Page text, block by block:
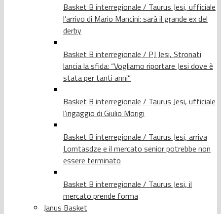
Basket B interregionale / Taurus Jesi, ufficiale
l’arrivo di Mario Mancini: sarà il grande ex del
derby
Basket B interregionale / PJ Jesi, Stronati
lancia la sfida: “Vogliamo riportare Jesi dove è
stata per tanti anni”
Basket B interregionale / Taurus Jesi, ufficiale
l’ingaggio di Giulio Morigi
Basket B interregionale / Taurus Jesi, arriva
Lomtasdze e il mercato senior potrebbe non
essere terminato
Basket B interregionale / Taurus Jesi, il
mercato prende forma
Janus Basket